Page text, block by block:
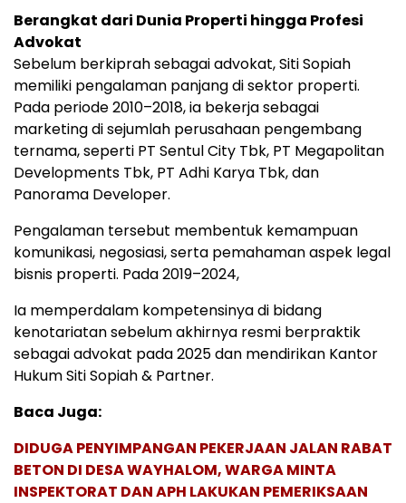
Berangkat dari Dunia Properti hingga Profesi
Advokat
Sebelum berkiprah sebagai advokat, Siti Sopiah
memiliki pengalaman panjang di sektor properti.
Pada periode 2010–2018, ia bekerja sebagai
marketing di sejumlah perusahaan pengembang
ternama, seperti PT Sentul City Tbk, PT Megapolitan
Developments Tbk, PT Adhi Karya Tbk, dan
Panorama Developer.
Pengalaman tersebut membentuk kemampuan
komunikasi, negosiasi, serta pemahaman aspek legal
bisnis properti. Pada 2019–2024,
Ia memperdalam kompetensinya di bidang
kenotariatan sebelum akhirnya resmi berpraktik
sebagai advokat pada 2025 dan mendirikan Kantor
Hukum Siti Sopiah & Partner.
Baca Juga:
DIDUGA PENYIMPANGAN PEKERJAAN JALAN RABAT
BETON DI DESA WAYHALOM, WARGA MINTA
INSPEKTORAT DAN APH LAKUKAN PEMERIKSAAN